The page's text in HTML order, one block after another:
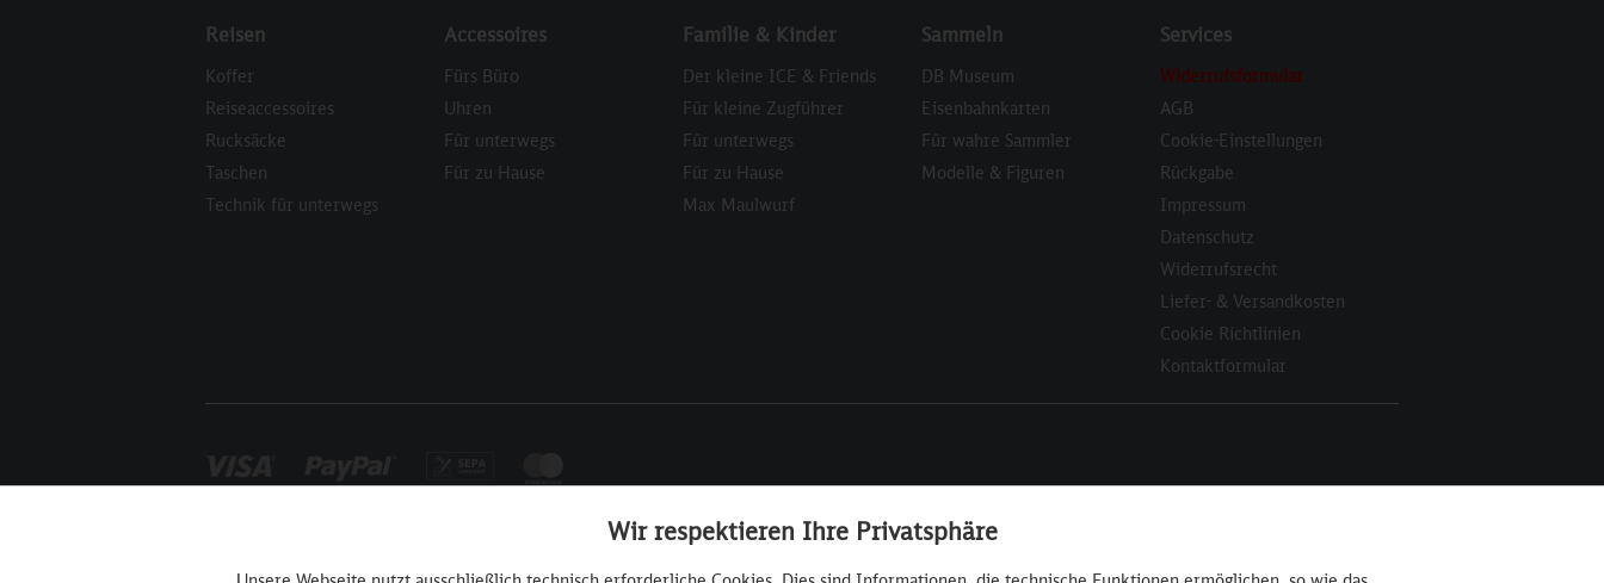
Reisen
Koffer
Reiseaccessoires
Rucksäcke
Taschen
Technik für unterwegs
Accessoires
Fürs Büro
Uhren
Für unterwegs
Für zu Hause
Familie & Kinder
Der kleine ICE & Friends
Für kleine Zugführer
Für unterwegs
Für zu Hause
Max Maulwurf
Sammeln
DB Museum
Eisenbahnkarten
Für wahre Sammler
Modelle & Figuren
Services
Widerrufsformular
AGB
Cookie-Einstellungen
Rückgabe
Impressum
Datenschutz
Widerrufsrecht
Liefer- & Versandkosten
Cookie Richtlinien
Kontaktformular
Wir respektieren Ihre Privatsphäre